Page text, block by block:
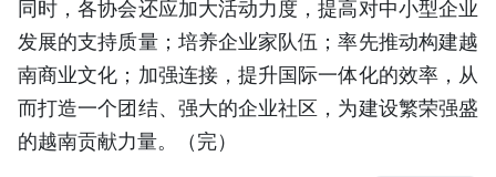
同时，各协会还应加大活动力度，提高对中小型企业
发展的支持质量；培养企业家队伍；率先推动构建越
南商业文化；加强连接，提升国际一体化的效率，从
而打造一个团结、强大的企业社区，为建设繁荣强盛
的越南贡献力量。（完）